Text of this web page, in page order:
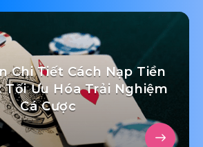
Chi Tiết Cách Nạp Tiền
Tối Ưu Hóa Trải Nghiệm
Cá Cược